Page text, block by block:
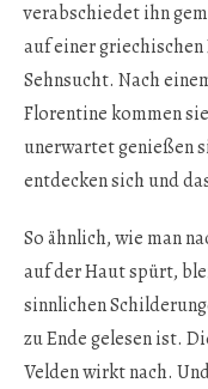
verabschiedet ihn
auf einer
Sehnsucht. Nach
Florentine kommen
unerwartet genießen
entdecken sich und
So ähnlich, wie man
auf der Haut spürt,
sinnlichen
zu Ende gelesen ist.
Velden wirkt nach.